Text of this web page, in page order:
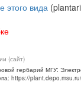
этого вида
(сайт)
гербарий МГУ:
https://